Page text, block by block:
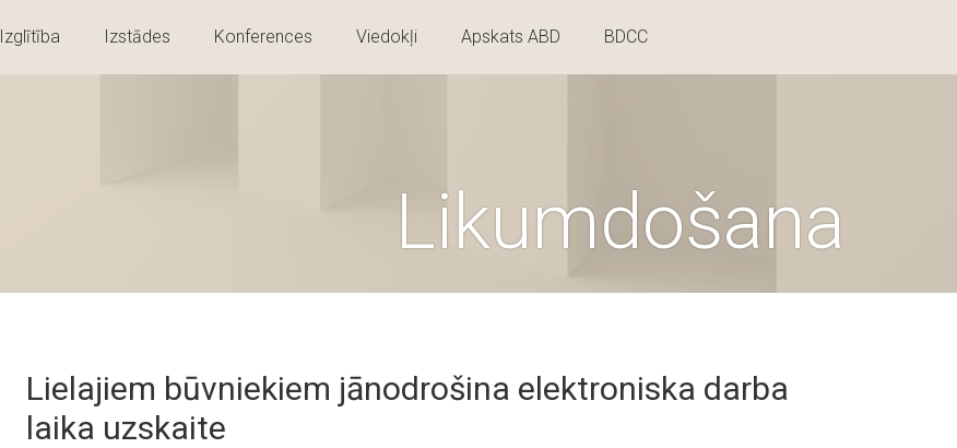
Izglītība Izstādes Konferences Viedokļi Apskats ABD BDCC
Likumdošana
Lielajiem būvniekiem jānodrošina elektroniska darba
laika uzskaite